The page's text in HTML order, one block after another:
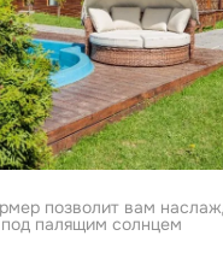
позволит вам
палящим солнцем